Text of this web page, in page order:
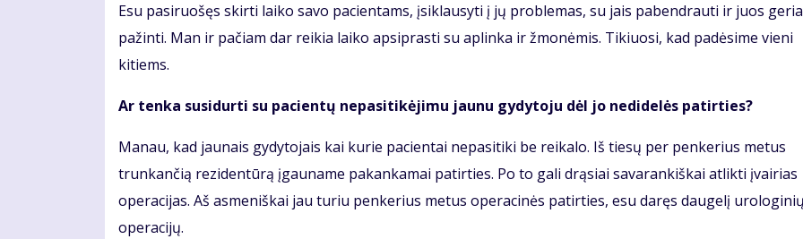
Esu pasiruošęs skirti laiko savo pacientams, įsiklausyti į jų problemas, su jais pabendrauti ir juos
pažinti. Man ir pačiam dar reikia laiko apsiprasti su aplinka ir žmonėmis. Tikiuosi, kad padėsime vieni
kitiems.
Ar tenka susidurti su pacientų nepasitikėjimu jaunu gydytoju dėl jo nedidelės patirties?
Manau, kad jaunais gydytojais kai kurie pacientai nepasitiki be reikalo. Iš tiesų per penkerius metus
trunkančią rezidentūrą įgauname pakankamai patirties. Po to gali drąsiai savarankiškai atlikti įvairias
operacijas. Aš asmeniškai jau turiu penkerius metus operacinės patirties, esu daręs daugelį urologinių
operacijų.